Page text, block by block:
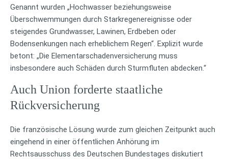
Genannt wurden „Hochwasser beziehungsweise
Überschwemmungen durch Starkregenereignisse oder
steigendes Grundwasser, Lawinen, Erdbeben oder
Bodensenkungen nach erheblichem Regen“. Explizit wurde
betont: „Die Elementarschadenversicherung muss
insbesondere auch Schäden durch Sturmfluten abdecken.“
Auch Union forderte staatliche
Rückversicherung
Die französische Lösung wurde zum gleichen Zeitpunkt auch
eingehend in einer öffentlichen Anhörung im
Rechtsausschuss des Deutschen Bundestages diskutiert